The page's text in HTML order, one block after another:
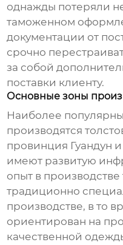
однажды потеряли
таможенном
документации от
срочно
за собой
поставки клиенту.
Основные зоны
Наиболее
производятся
провинция Гуандун
имеют развитую
опыт в производстве
традиционно
производстве, в то
ориентирован на
качественной